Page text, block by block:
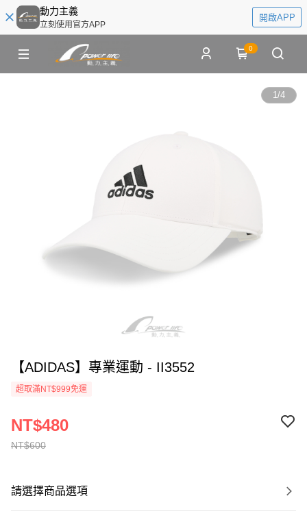
動力主義
立刻使用官方APP
開啟APP
0
1/4
【ADIDAS】專業運動 - II3552
超取滿NT$999免運
NT$600
NT$480
請選擇商品選項